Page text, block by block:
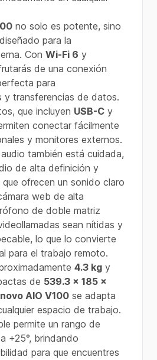
no solo es potente, sino
para la
Con Wi-Fi 6 y
de una conexión
para
y transferencias de datos.
que incluyen USB-C y
conectar fácilmente
y monitores externos.
también está cuidada,
de alta definición y
ofrecen un sonido claro
web de alta
de doble matriz
sean nítidas y
lo que lo convierte
para el trabajo remoto.
4.3 kg y
de 539.3 x 185 x
AIO V100 se adapta
espacio de trabajo.
permite un rango de
+25°, brindando
para que encuentres